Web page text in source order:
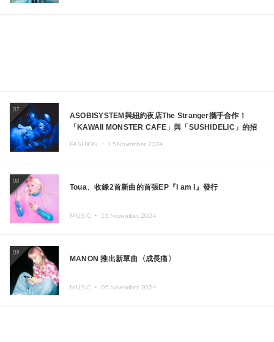
07
ASOBISYSTEM與紐約夜店The Stranger攜手合作！
「KAWAII MONSTER CAFE」與「SUSHIDELIC」的招
FASHION ・ 15.November.2024
08
Toua、收錄2首新曲的首張EP『I am I』發行
MUSIC ・ 13.November.2024
09
MANON 推出新單曲〈成長痛〉
MUSIC ・ 05.November.2024